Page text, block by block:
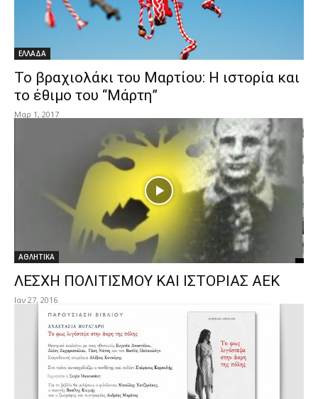
ΕΛΛΑΔΑ
Το βραχιολάκι του Μαρτίου: Η ιστορία και
το έθιμο του “Μάρτη”
Μαρ 1, 2017
ΑΘΛΗΤΙΚΑ
ΛΕΣΧΗ ΠΟΛΙΤΙΣΜΟΥ ΚΑΙ ΙΣΤΟΡΙΑΣ ΑΕΚ
Ιαν 27, 2016